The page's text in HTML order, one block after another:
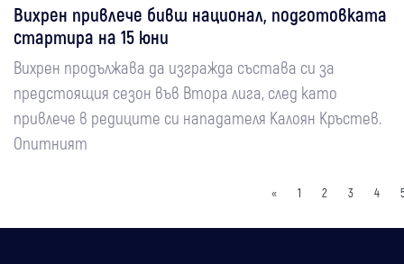
Вихрен привлече бивш национал, подготовката
стартира на 15 юни
Вихрен продължава да изгражда състава си за
предстоящия сезон във Втора лига, след като
привлече в редиците си нападателя Калоян Кръстев.
Опитният
« 1 2 3 4